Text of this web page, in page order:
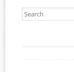
Search for: